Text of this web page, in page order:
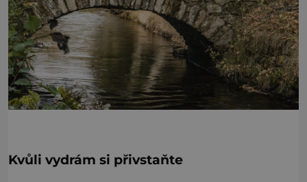
Kvůli vydrám si přivstaňte